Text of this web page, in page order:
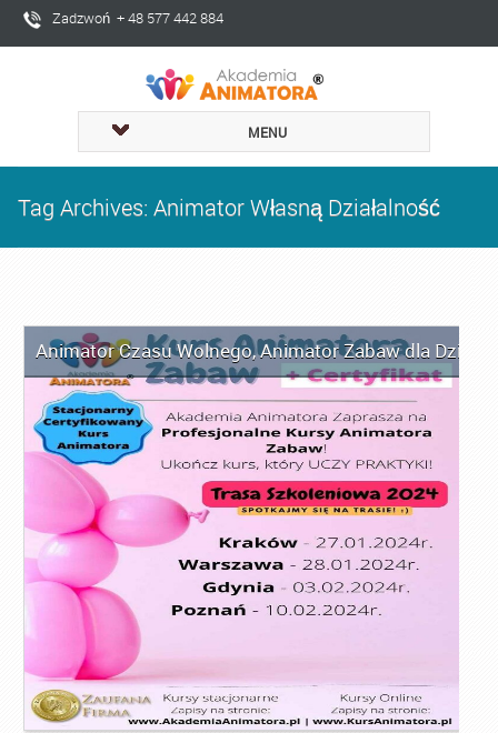
Zadzwoń + 48 577 442 884
MENU
Tag Archives: Animator Własną Działalność
Animator Czasu Wolnego,Animator Zabaw dla Dzieci